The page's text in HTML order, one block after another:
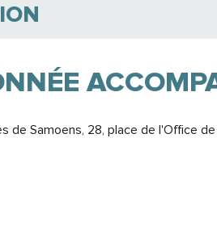
de Samoens, 28, place de l'Office